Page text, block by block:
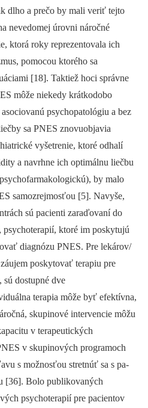
dlho a prečo by mali veriť tejto
nevedomej úrovni náročné
ktorá roky reprezentovala ich
pomocou ktorého sa
[18]. Taktiež hoci správne
môže niekedy krátkodobo
psychopatológiu a bez
sa PNES znovuobjavia
vyšetrenie, ktoré odhalí
a navrhne ich optimálnu liečbu
by malo
samozrejmosťou [5]. Navyše,
sú pa­cienti zaraďovaní do
ktoré im poskytujú
dia­gnózu PNES. Pre lekárov/
poskytovať terapiu pre
sú dostupné dve
terapia môže byť efektívna,
skupinové intervencie môžu
v terapeutických
v skupinových programoch
s možnosťou stretnúť sa s pa­
[36]. Bolo publikovaných
psychoterapií pre pa­cientov